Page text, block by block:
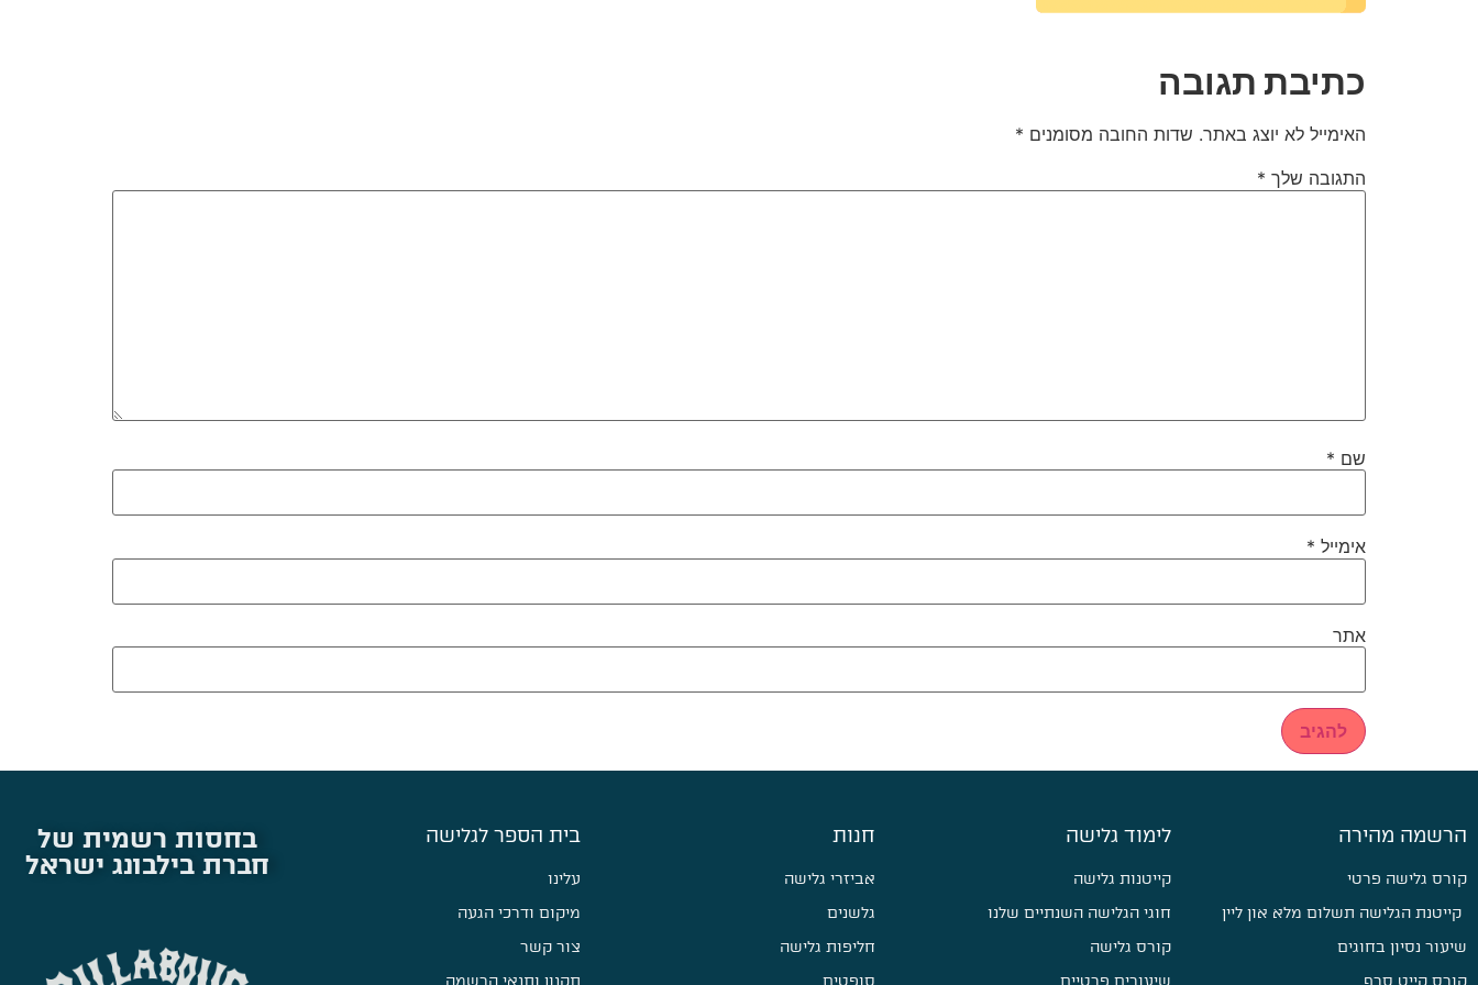
כתיבת תגובה
האימייל לא יוצג באתר. שדות החובה מסומנים *
התגובה שלך *
שם *
אימייל *
אתר
הרשמה מהירה
קורס גלישה פרטי
קייטנת הגלישה תשלום מלא און ליין
שיעור נסיון בחוגים
קורס קייט סרף
לימוד גלישה
קייטנות גלישה
חוגי הגלישה השנתיים שלנו
קורס גלישה
שיעורים פרטיים
חנות
אביזרי גלישה
גלשנים
חליפות גלישה
סופטים
בית הספר לגלישה
עלינו
מיקום ודרכי הגעה
צור קשר
תקנון ותנאי הרשמה
בחסות רשמית של
חברת בילבונג ישראל